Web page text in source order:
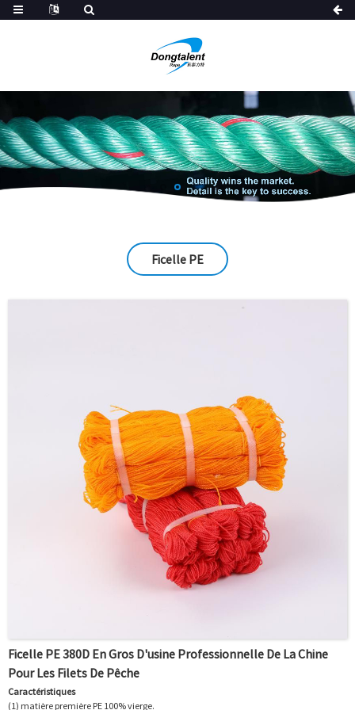
Ficelle PE
Ficelle PE 380D En Gros D'usine Professionnelle De La Chine
Pour Les Filets De Pêche
Caractéristiques
(1) matière première PE 100% vierge.